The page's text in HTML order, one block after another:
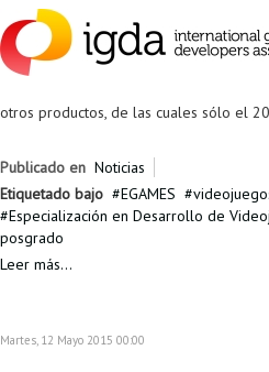
otros productos, de las cuales sólo el
Publicado en Noticias
Etiquetado bajo
EGAMES
Especialización en Desarrollo de
posgrado
Leer más...
Martes, 12 Mayo 2015 00:00